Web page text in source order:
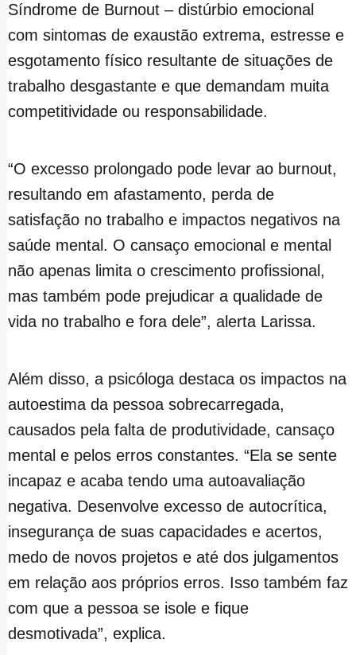
Síndrome de Burnout – distúrbio emocional
com sintomas de exaustão extrema, estresse e
esgotamento físico resultante de situações de
trabalho desgastante e que demandam muita
competitividade ou responsabilidade.
“O excesso prolongado pode levar ao burnout,
resultando em afastamento, perda de
satisfação no trabalho e impactos negativos na
saúde mental. O cansaço emocional e mental
não apenas limita o crescimento profissional,
mas também pode prejudicar a qualidade de
vida no trabalho e fora dele”, alerta Larissa.
Além disso, a psicóloga destaca os impactos na
autoestima da pessoa sobrecarregada,
causados pela falta de produtividade, cansaço
mental e pelos erros constantes. “Ela se sente
incapaz e acaba tendo uma autoavaliação
negativa. Desenvolve excesso de autocrítica,
insegurança de suas capacidades e acertos,
medo de novos projetos e até dos julgamentos
em relação aos próprios erros. Isso também faz
com que a pessoa se isole e fique
desmotivada”, explica.